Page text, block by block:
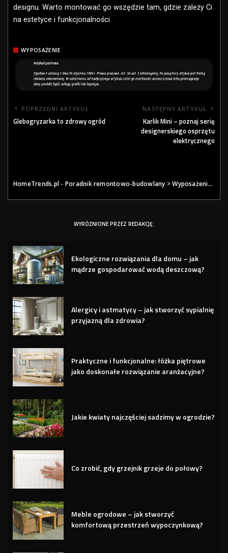
designu. Warto montować go wszędzie tam, gdzie zależy Ci
na estetyce i funkcjonalności.
WYPOSAŻENIE
POPRZEDNI ARTYKUŁ
Glebogryzarka to zdrowy ogród
NASTĘPNY ARTYKUŁ
Karlik Mini – poznaj serię
designerskiego osprzętu
elektrycznego
HomeTrends.pl - Poradnik remontowo-budowlany >Wyposażenie >
WYRÓŻNIONE PRZEZ REDAKCJĘ:
Ekologiczne rozwiązania dla domu – jak
mądrze gospodarować wodą deszczową?
Alergicy i astmatycy – jak stworzyć sypialnię
przyjazną dla zdrowia?
Praktyczne i funkcjonalne: łóżka piętrowe
jako doskonałe rozwiązanie aranżacyjne?
Jakie kwiaty najczęściej sadzimy w ogrodzie?
Co zrobić, gdy grzejnik grzeje do połowy?
Meble ogrodowe – jak stworzyć
komfortową przestrzeń wypoczynkową?